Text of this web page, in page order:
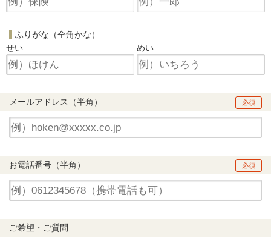
ふりがな（全角かな）
せい
めい
メールアドレス（半角） 必須
お電話番号（半角） 必須
ご希望・ご質問